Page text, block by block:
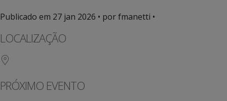
Publicado em 27 jan 2026 • por fmanetti •
LOCALIZAÇÃO
PRÓXIMO EVENTO